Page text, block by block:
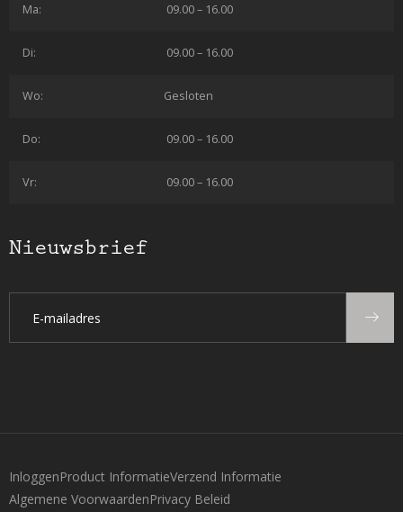
Ma: 09.00 – 16.00
Di: 09.00 – 16.00
Wo: Gesloten
Do: 09.00 – 16.00
Vr: 09.00 – 16.00
Nieuwsbrief
InloggenProduct InformatieVerzend Informatie
Algemene VoorwaardenPrivacy Beleid